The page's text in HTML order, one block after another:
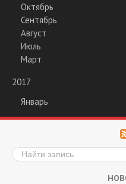
Октябрь
Сентябрь
Август
Июль
Март
2017
Январь